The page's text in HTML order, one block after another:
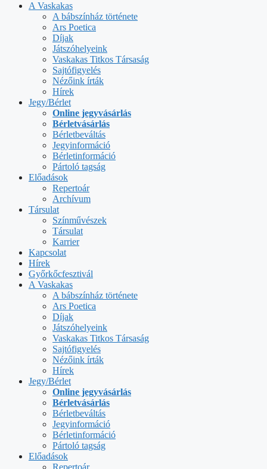
A Vaskakas
A bábszínház története
Ars Poetica
Díjak
Játszóhelyeink
Vaskakas Titkos Társaság
Sajtófigyelés
Nézőink írták
Hírek
Jegy/Bérlet
Online jegyvásárlás
Bérletvásárlás
Bérletbeváltás
Jegyinformáció
Bérletinformáció
Pártoló tagság
Előadások
Repertoár
Archívum
Társulat
Színművészek
Társulat
Karrier
Kapcsolat
Hírek
Győrkőcfesztivál
A Vaskakas
A bábszínház története
Ars Poetica
Díjak
Játszóhelyeink
Vaskakas Titkos Társaság
Sajtófigyelés
Nézőink írták
Hírek
Jegy/Bérlet
Online jegyvásárlás
Bérletvásárlás
Bérletbeváltás
Jegyinformáció
Bérletinformáció
Pártoló tagság
Előadások
Repertoár